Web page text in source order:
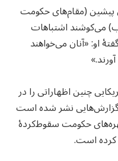
پیشین (مقام‌های حکومت
می‌کوشند اشتباهات
او: «آنان می‌خواهند
چنین اظهاراتی را در
گزارش‌هایی نشر شده است
حکومت سقوط‌کردهٔ
کرده است.